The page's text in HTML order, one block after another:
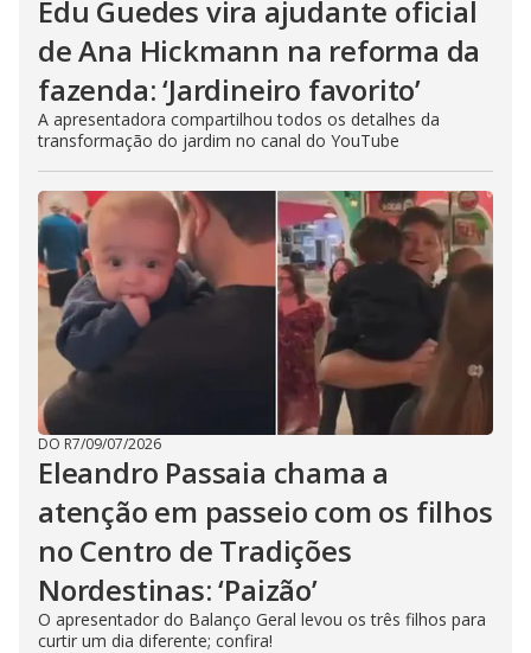
Edu Guedes vira ajudante oficial
de Ana Hickmann na reforma da
fazenda: ‘Jardineiro favorito’
A apresentadora compartilhou todos os detalhes da
transformação do jardim no canal do YouTube
DO R7/09/07/2026
Eleandro Passaia chama a
atenção em passeio com os filhos
no Centro de Tradições
Nordestinas: ‘Paizão’
O apresentador do Balanço Geral levou os três filhos para
curtir um dia diferente; confira!